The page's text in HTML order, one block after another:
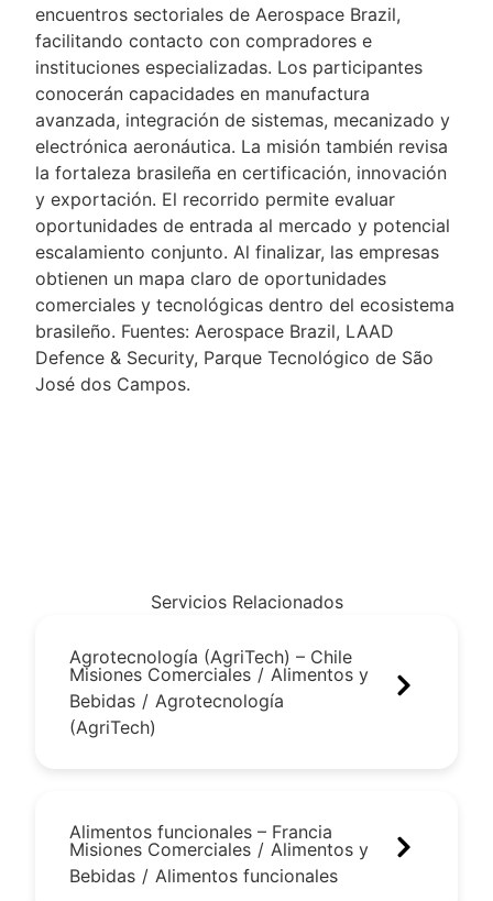
encuentros sectoriales de Aerospace Brazil,
facilitando contacto con compradores e
instituciones especializadas. Los participantes
conocerán capacidades en manufactura
avanzada, integración de sistemas, mecanizado y
electrónica aeronáutica. La misión también revisa
la fortaleza brasileña en certificación, innovación
y exportación. El recorrido permite evaluar
oportunidades de entrada al mercado y potencial
escalamiento conjunto. Al finalizar, las empresas
obtienen un mapa claro de oportunidades
comerciales y tecnológicas dentro del ecosistema
brasileño. Fuentes: Aerospace Brazil, LAAD
Defence & Security, Parque Tecnológico de São
José dos Campos.
Servicios Relacionados
Agrotecnología (AgriTech) – Chile
Misiones Comerciales / Alimentos y
Bebidas / Agrotecnología
(AgriTech)
Alimentos funcionales – Francia
Misiones Comerciales / Alimentos y
Bebidas / Alimentos funcionales